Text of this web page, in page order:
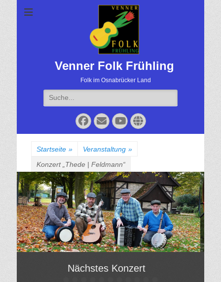
Venner Folk Frühling
Folk im Osnabrücker Land
Suche
für:
Facebook
EmailYouTube
Website
Startseite » Veranstaltung »
Konzert „Thede | Feldmann“
Nächstes Konzert